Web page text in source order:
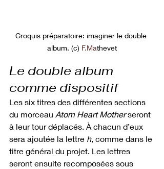
Croquis préparatoire: imaginer le double
album. (c) F.Mathevet
Le double album
comme dispositif
Les six titres des différentes sections
du morceau Atom Heart Mother seront
à leur tour déplacés. À chacun d’eux
sera ajoutée la lettre h, comme dans le
titre général du projet. Les lettres
seront ensuite recomposées sous